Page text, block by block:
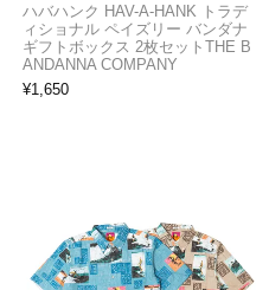
ハバハンク HAV-A-HANK トラデ
ィショナル ペイズリー バンダナ
ギフトボックス 2枚セットTHE B
ANDANNA COMPANY
¥1,650